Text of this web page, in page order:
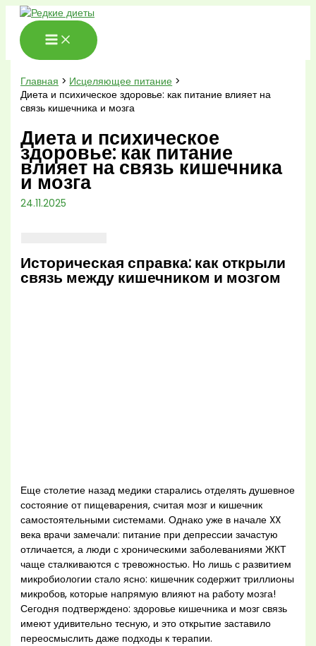
Перейти
содержимому
Главная
Исцеляющее питание
Диета и психическое здоровье: как питание влияет на
связь кишечника и мозга
Диета и психическое
здоровье: как питание
влияет на связь кишечника
и мозга
24.11.2025
Историческая справка: как открыли
связь между кишечником и мозгом
Еще столетие назад медики старались отделять душевное
состояние от пищеварения, считая мозг и кишечник
самостоятельными системами. Однако уже в начале XX
века врачи замечали: питание при депрессии зачастую
отличается, а люди с хроническими заболеваниями ЖКТ
чаще сталкиваются с тревожностью. Но лишь с развитием
микробиологии стало ясно: кишечник содержит триллионы
микробов, которые напрямую влияют на работу мозга!
Сегодня подтверждено: здоровье кишечника и мозг связь
имеют удивительно тесную, и это открытие заставило
переосмыслить даже подходы к терапии.